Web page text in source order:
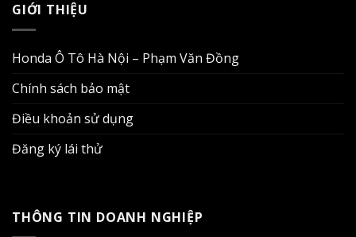
GIỚI THIỆU
Honda Ô Tô Hà Nội – Phạm Văn Đồng
Chính sách bảo mật
Điều khoản sử dụng
Đăng ký lái thử
THÔNG TIN DOANH NGHIỆP